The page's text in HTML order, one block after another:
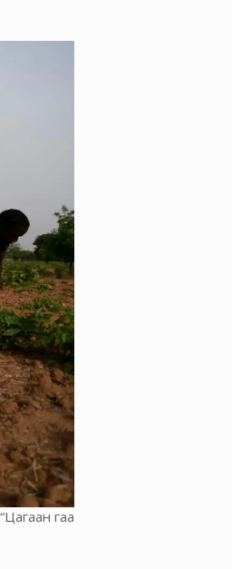
гаа